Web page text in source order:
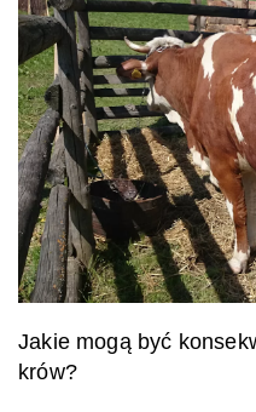
Jakie mogą być
krów?